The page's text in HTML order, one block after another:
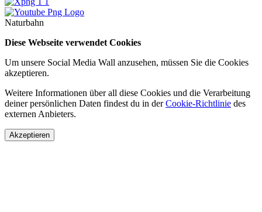
Naturbahn
Diese Webseite verwendet Cookies
Um unsere Social Media Wall anzusehen, müssen Sie die Cookies
akzeptieren.
Weitere Informationen über all diese Cookies und die Verarbeitung
deiner persönlichen Daten findest du in derCookie-Richtlinie des
externen Anbieters.
Akzeptieren